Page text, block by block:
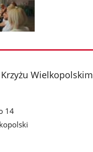
Wielkopolskim
14